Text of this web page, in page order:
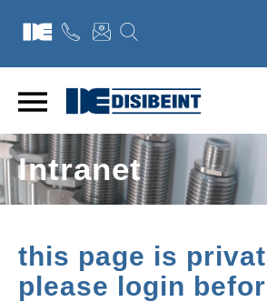
Intranet
this page is
please login